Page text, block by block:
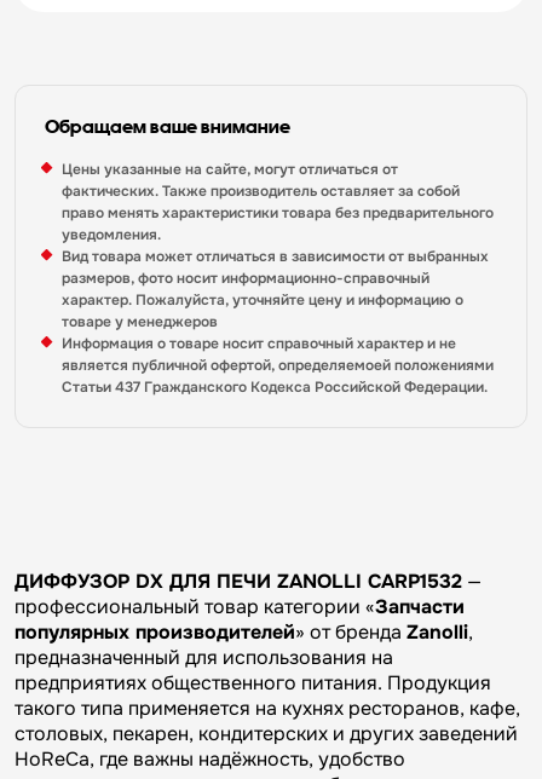
Обращаем ваше внимание
Цены указанные на сайте, могут отличаться от
фактических. Также производитель оставляет за собой
право менять характеристики товара без предварительного
уведомления.
Вид товара может отличаться в зависимости от выбранных
размеров, фото носит информационно-справочный
характер. Пожалуйста, уточняйте цену и информацию о
товаре у менеджеров
Информация о товаре носит справочный характер и не
является публичной офертой, определяемоей положениями
Статьи 437 Гражданского Кодекса Российской Федерации.
ДИФФУЗОР DX ДЛЯ ПЕЧИ ZANOLLI CARP1532 —
профессиональный товар категории «Запчасти
популярных производителей» от бренда Zanolli,
предназначенный для использования на
предприятиях общественного питания. Продукция
такого типа применяется на кухнях ресторанов, кафе,
столовых, пекарен, кондитерских и других заведений
HoReCa, где важны надёжность, удобство